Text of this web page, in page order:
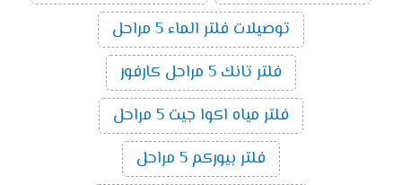
توصيلات فلتر الماء 5 مراحل
فلتر تانك 5 مراحل كارفور
فلتر مياه اكوا جيت 5 مراحل
فلتر بيوركم 5 مراحل